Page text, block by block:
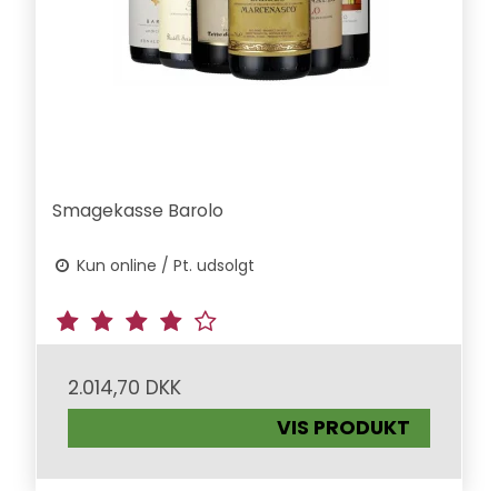
Smagekasse Barolo
Kun online / Pt. udsolgt
2.014,70 DKK
VIS PRODUKT